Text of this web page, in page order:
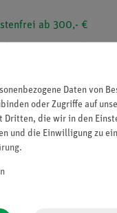
ab 300,- €
Daten von
oder Zugriffe auf
die wir in den
und die Einwilligung zu
.